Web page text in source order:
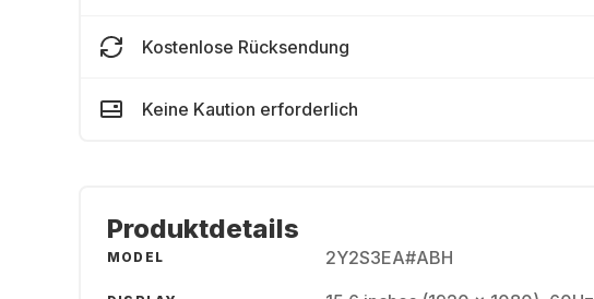
Kostenlose Rücksendung
Keine Kaution erforderlich
Produktdetails
MODEL 2Y2S3EA#ABH